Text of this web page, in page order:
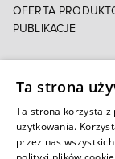
OFERTA
PUBLIKACJE
POLITYKA COOKIES
E-FAKTURA
Autoryzowany e-
Ta strona
Ta strona korzysta z
użytkowania.
przez nas